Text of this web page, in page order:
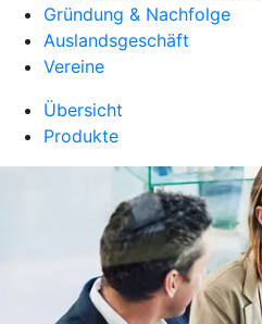
Gründung & Nachfolge
Auslandsgeschäft
Vereine
Übersicht
Produkte